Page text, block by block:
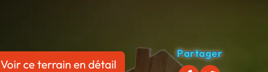
Voir ce terrain en détail
Partager